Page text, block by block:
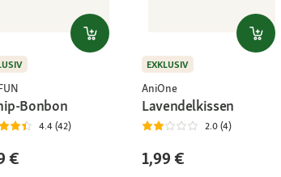
Bonbon
4.4 (42)
€
EXKLUSIV
AniOne
Lavendelkissen
2.0 (4)
1,99 €